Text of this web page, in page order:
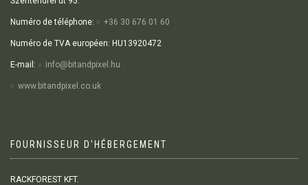
Numéro de téléphone: +36 30 676 01 60
Numéro de TVA européen: HU13920472
E-mail: info@bitandpixel.hu
www.bitandpixel.co.uk
FOURNISSEUR D'HÉBERGEMENT
RACKFOREST KFT.